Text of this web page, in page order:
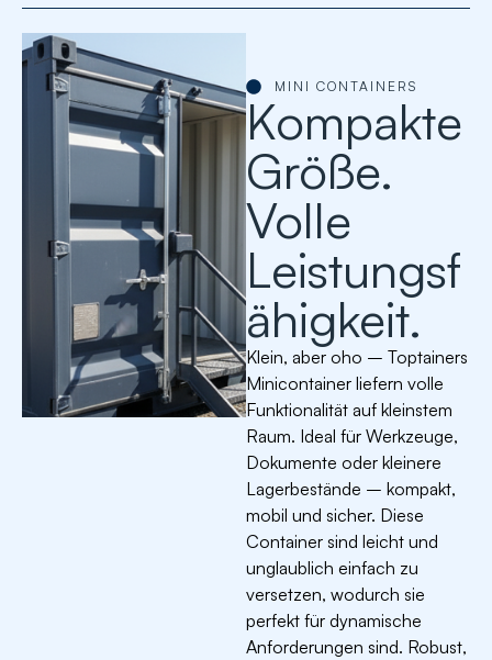
MINI CONTAINERS
Kompakte
Größe.
Volle
Leistungsf
ähigkeit.
Klein, aber oho – Toptainers
Minicontainer liefern volle
Funktionalität auf kleinstem
Raum. Ideal für Werkzeuge,
Dokumente oder kleinere
Lagerbestände – kompakt,
mobil und sicher. Diese
Container sind leicht und
unglaublich einfach zu
versetzen, wodurch sie
perfekt für dynamische
Anforderungen sind. Robust,